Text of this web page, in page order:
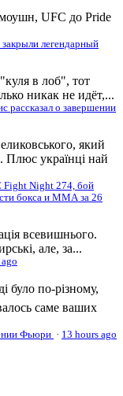
UFC до Pride
легендарный
в лоб", тот
никак не идёт,...
рассказал о завершении
який
Плюс українці най
Fight Night 274, бой
бокса и ММА за 26
всевишнього.
але, за...
було по-різному,
саме ваших
Фьюри · 13 hours ago